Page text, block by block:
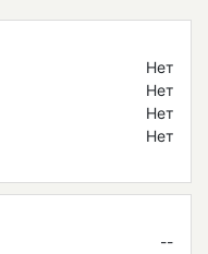
Нет
Нет
Нет
Нет
--